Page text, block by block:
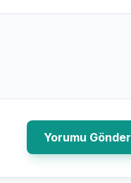
Yorumu Gönder